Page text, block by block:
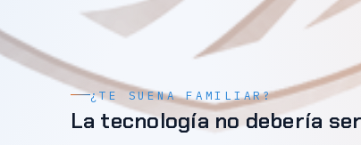
¿TE SUENA FAMILIAR?
La tecnología no debería